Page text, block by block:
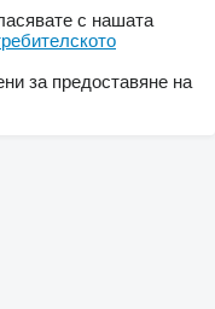
с нашата
за предоставяне на